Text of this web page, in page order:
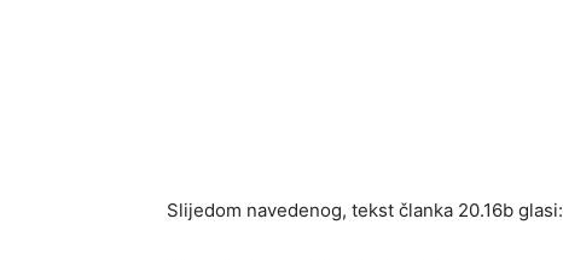
Slijedom navedenog, tekst članka 20.16b glasi: